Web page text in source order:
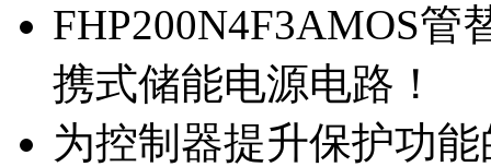
FHP200N4F3AMOS管
携式储能电源电路！
为控制器提升保护功